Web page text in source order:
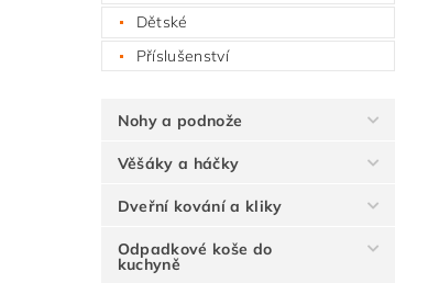
Dětské
Příslušenství
Nohy a podnože
Věšáky a háčky
Dveřní kování a kliky
Odpadkové koše do
kuchyně